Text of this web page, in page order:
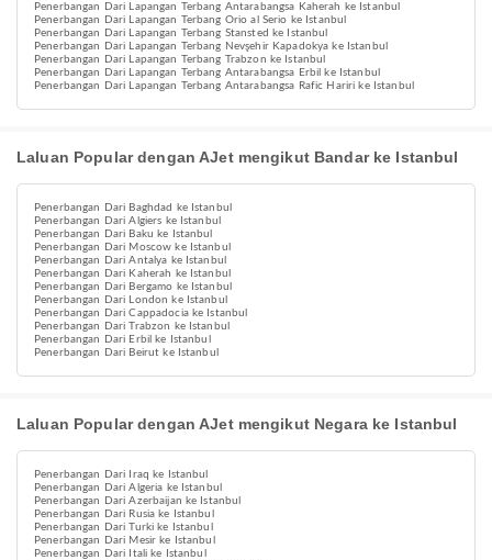
Penerbangan Dari Lapangan Terbang Antarabangsa Kaherah ke Istanbul
Penerbangan Dari Lapangan Terbang Orio al Serio ke Istanbul
Penerbangan Dari Lapangan Terbang Stansted ke Istanbul
Penerbangan Dari Lapangan Terbang Nevşehir Kapadokya ke Istanbul
Penerbangan Dari Lapangan Terbang Trabzon ke Istanbul
Penerbangan Dari Lapangan Terbang Antarabangsa Erbil ke Istanbul
Penerbangan Dari Lapangan Terbang Antarabangsa Rafic Hariri ke Istanbul
Laluan Popular dengan AJet mengikut Bandar ke Istanbul
Penerbangan Dari Baghdad ke Istanbul
Penerbangan Dari Algiers ke Istanbul
Penerbangan Dari Baku ke Istanbul
Penerbangan Dari Moscow ke Istanbul
Penerbangan Dari Antalya ke Istanbul
Penerbangan Dari Kaherah ke Istanbul
Penerbangan Dari Bergamo ke Istanbul
Penerbangan Dari London ke Istanbul
Penerbangan Dari Cappadocia ke Istanbul
Penerbangan Dari Trabzon ke Istanbul
Penerbangan Dari Erbil ke Istanbul
Penerbangan Dari Beirut ke Istanbul
Laluan Popular dengan AJet mengikut Negara ke Istanbul
Penerbangan Dari Iraq ke Istanbul
Penerbangan Dari Algeria ke Istanbul
Penerbangan Dari Azerbaijan ke Istanbul
Penerbangan Dari Rusia ke Istanbul
Penerbangan Dari Turki ke Istanbul
Penerbangan Dari Mesir ke Istanbul
Penerbangan Dari Itali ke Istanbul